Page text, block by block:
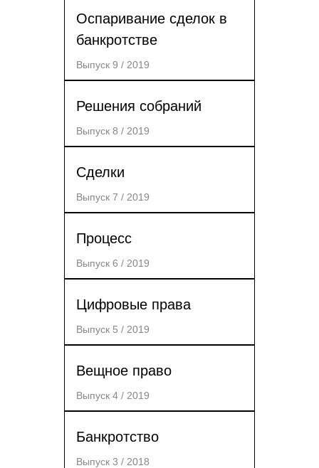
Оспаривание сделок в
банкротстве
Выпуск 9 / 2019
Решения собраний
Выпуск 8 / 2019
Сделки
Выпуск 7 / 2019
Процесс
Выпуск 6 / 2019
Цифровые права
Выпуск 5 / 2019
Вещное право
Выпуск 4 / 2019
Банкротство
Выпуск 3 / 2018